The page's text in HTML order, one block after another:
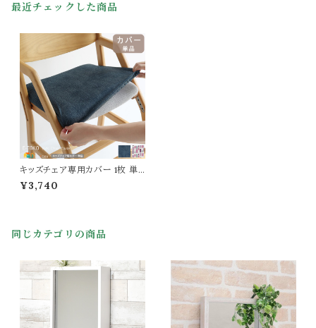
最近チェックした商品
キッズチェア専用カバー 1枚 単
品 日本製 デニム キューブ 洗え
る ウォッシャブル 手洗い 洗濯機
秋 冬 椅子カバー 専用チェアカ
¥3,740
同じカテゴリの商品